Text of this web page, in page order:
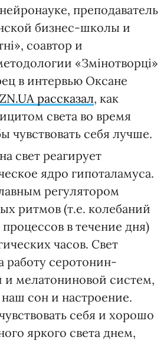
преподаватель
бизнес-школы и
соавтор и
«Змінотворці»
в интервью Оксане
рассказал, как
света во время
чувствовать себя лучше.
свет реагирует
ядро гипоталамуса.
регулятором
ритмов (т.е. колебаний
в течение дня)
часов. Свет
работу серотонин-
и мелатониновой систем,
сон и настроение.
себя и хорошо
яркого света днем,